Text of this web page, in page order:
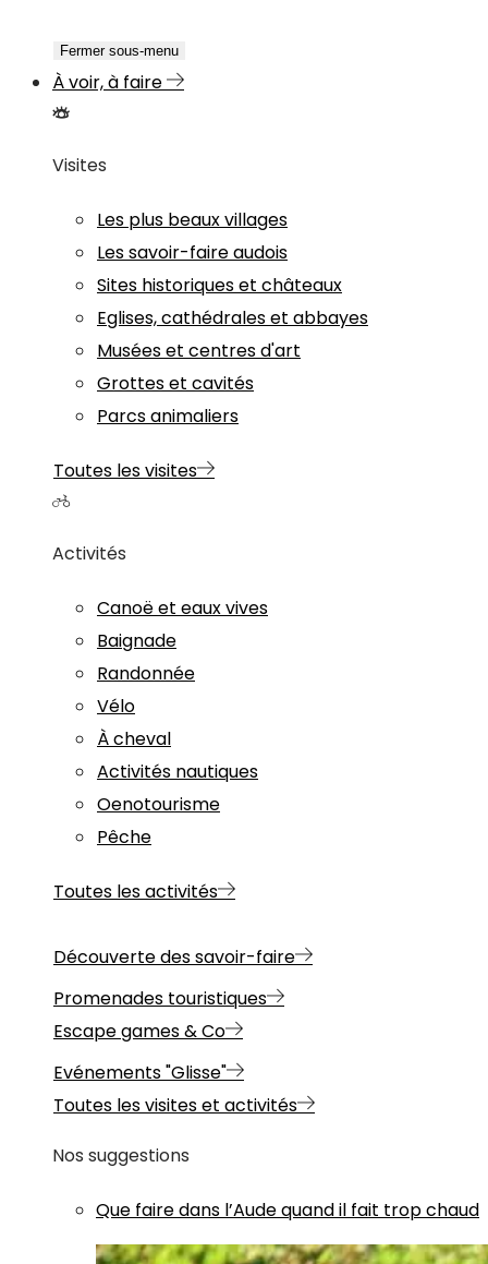
Fermer sous-menu
À voir, à faire
Visites
Les plus beaux villages
Les savoir-faire audois
Sites historiques et châteaux
Eglises, cathédrales et abbayes
Musées et centres d'art
Grottes et cavités
Parcs animaliers
Toutes les visites
Activités
Canoë et eaux vives
Baignade
Randonnée
Vélo
À cheval
Activités nautiques
Oenotourisme
Pêche
Toutes les activités
Découverte des savoir-faire
Promenades touristiques
Escape games & Co
Evénements "Glisse"
Toutes les visites et activités
Nos suggestions
Que faire dans l’Aude quand il fait trop chaud